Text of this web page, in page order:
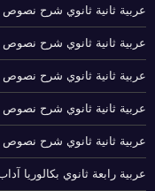
عربية ثانية ثانوي شرح نصوص
عربية ثانية ثانوي شرح نصوص
عربية ثانية ثانوي شرح نصوص
عربية ثانية ثانوي شرح
عربية ثانية ثانوي شرح نصوص
عربية رابعة ثانوي بكالوريا